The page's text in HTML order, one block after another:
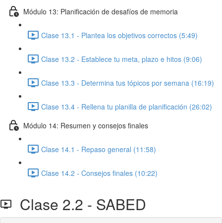
Módulo 13: Planificación de desafíos de memoria
Clase 13.1 - Plantea los objetivos correctos (5:49)
Clase 13.2 - Establece tu meta, plazo e hitos (9:06)
Clase 13.3 - Determina tus tópicos por semana (16:19)
Clase 13.4 - Rellena tu planilla de planificación (26:02)
Módulo 14: Resumen y consejos finales
Clase 14.1 - Repaso general (11:58)
Clase 14.2 - Consejos finales (10:22)
Clase 2.2 - SABED